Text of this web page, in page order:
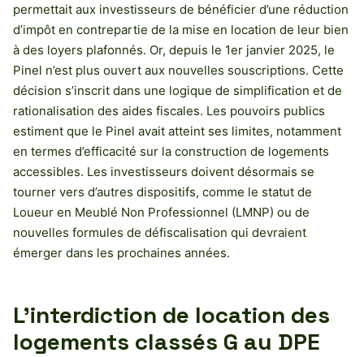
permettait aux investisseurs de bénéficier d’une réduction
d’impôt en contrepartie de la mise en location de leur bien
à des loyers plafonnés. Or, depuis le 1er janvier 2025, le
Pinel n’est plus ouvert aux nouvelles souscriptions. Cette
décision s’inscrit dans une logique de simplification et de
rationalisation des aides fiscales. Les pouvoirs publics
estiment que le Pinel avait atteint ses limites, notamment
en termes d’efficacité sur la construction de logements
accessibles. Les investisseurs doivent désormais se
tourner vers d’autres dispositifs, comme le statut de
Loueur en Meublé Non Professionnel (LMNP) ou de
nouvelles formules de défiscalisation qui devraient
émerger dans les prochaines années.
L’interdiction de location des
logements classés G au DPE